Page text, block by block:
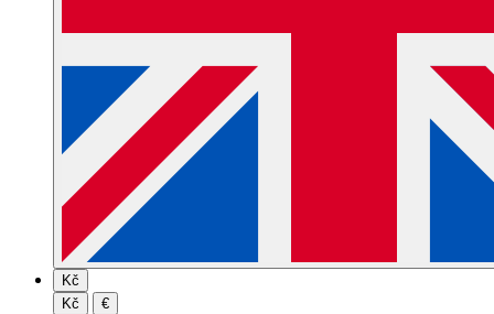
Kč
Kč
€